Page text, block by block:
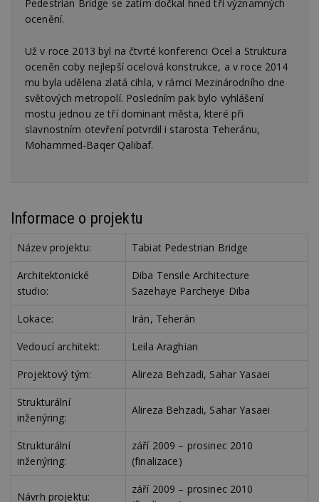
Pedestrian Bridge se zatím dočkal hned tří významných
ocenění.
Už v roce 2013 byl na čtvrté konferenci Ocel a Struktura
oceněn coby nejlepší ocelová konstrukce, a v roce 2014
mu byla udělena zlatá cihla, v rámci Mezinárodního dne
světových metropolí. Posledním pak bylo vyhlášení
mostu jednou ze tří dominant města, které při
slavnostním otevření potvrdil i starosta Teheránu,
Mohammed-Baqer Qalibaf.
Informace o projektu
Název projektu: Tabiat Pedestrian Bridge
Architektonické
studio:
Diba Tensile Architecture
Sazehaye Parcheiye Diba
Lokace: Irán, Teherán
Vedoucí architekt: Leila Araghian
Projektový tým: Alireza Behzadi, Sahar Yasaei
Strukturální
inženýring:
Alireza Behzadi, Sahar Yasaei
Strukturální
inženýring:
září 2009 – prosinec 2010
(finalizace)
Návrh projektu:
září 2009 – prosinec 2010